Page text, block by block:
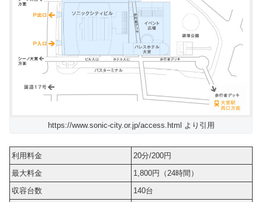
https://www.sonic-city.or.jp/access.html より引用
利用料金
20分/200円
最大料金
1,800円（24時間）
収容台数
140台